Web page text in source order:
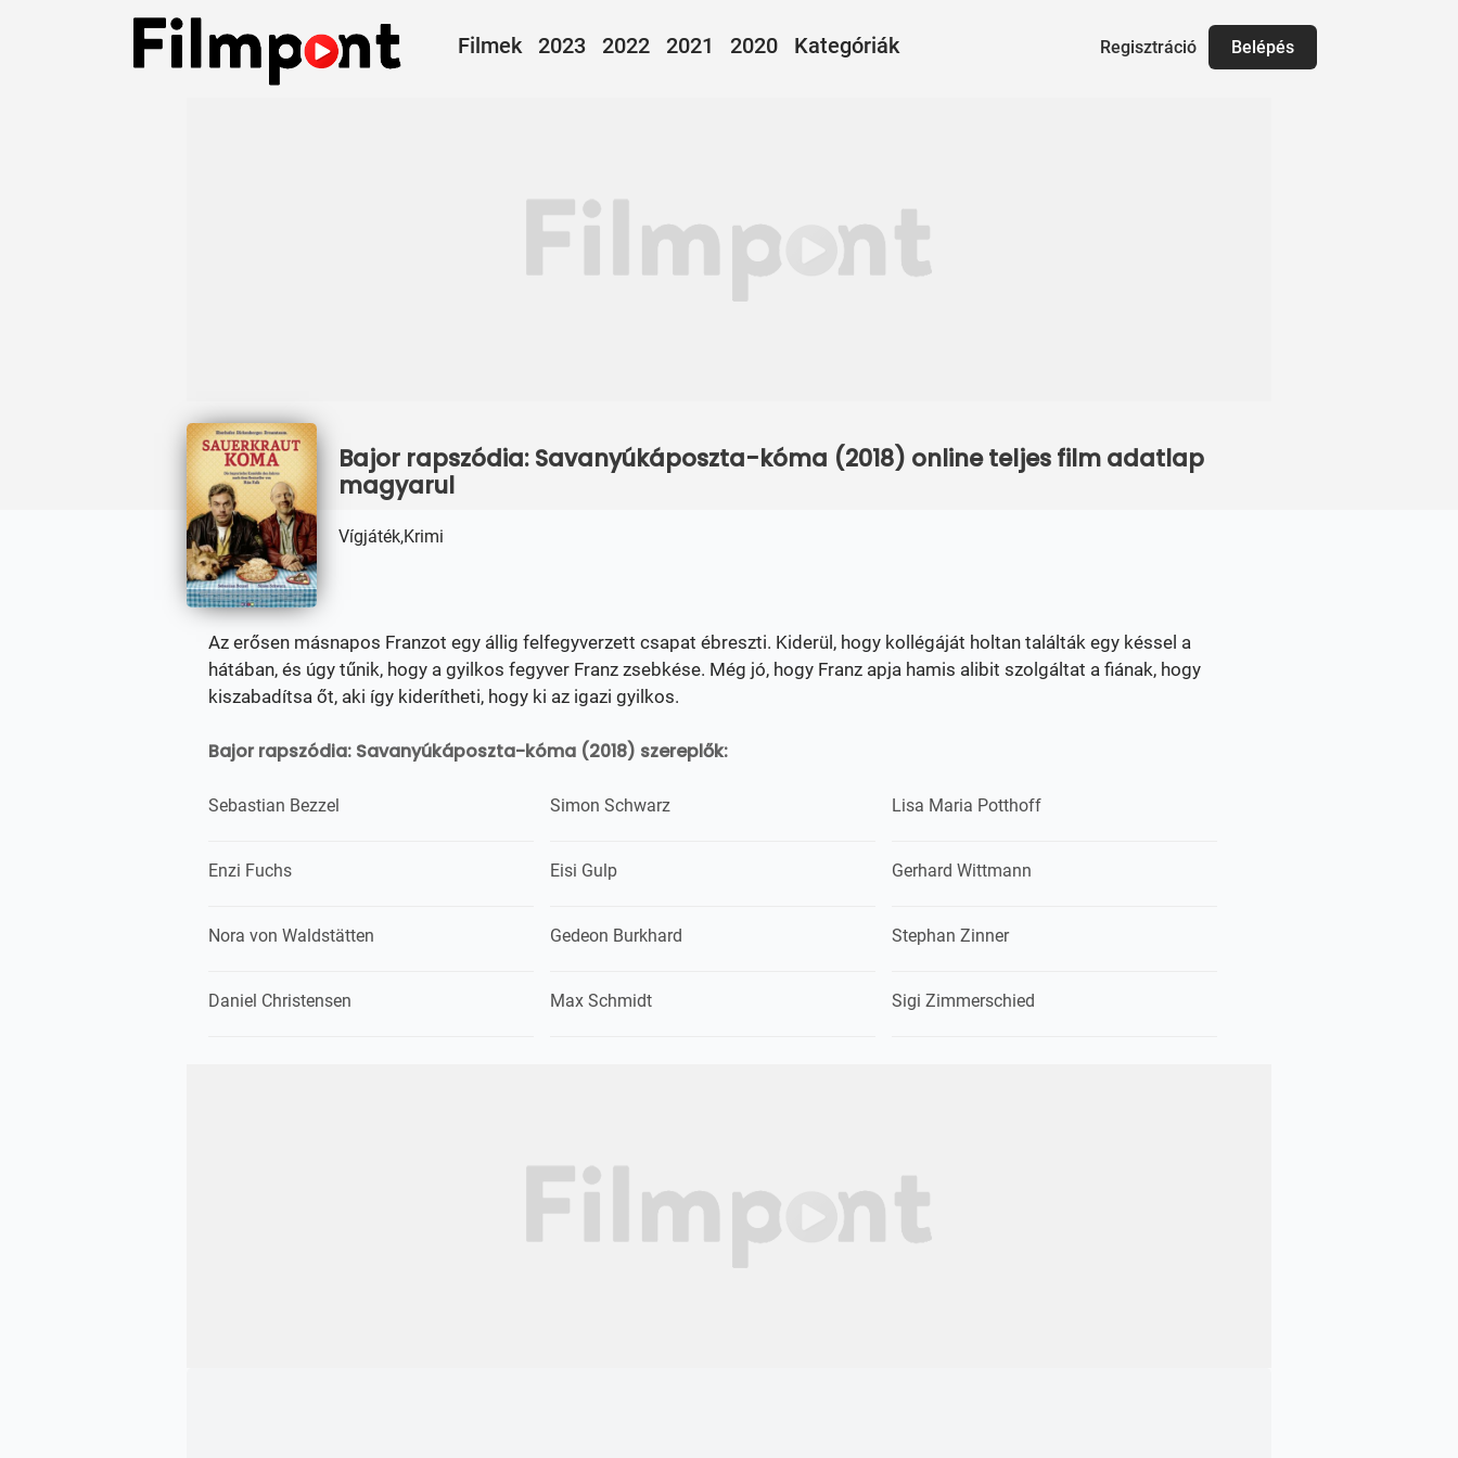
Filmek 2023 2022 2021 2020 Kategóriák Belépés
Regisztráció
Bajor rapszódia: Savanyúkáposzta-kóma (2018) online teljes film adatlap
magyarul
Vígjáték,Krimi
Az erősen másnapos Franzot egy állig felfegyverzett csapat ébreszti. Kiderül, hogy kollégáját holtan találták egy késsel a
hátában, és úgy tűnik, hogy a gyilkos fegyver Franz zsebkése. Még jó, hogy Franz apja hamis alibit szolgáltat a fiának, hogy
kiszabadítsa őt, aki így kiderítheti, hogy ki az igazi gyilkos.
Bajor rapszódia: Savanyúkáposzta-kóma (2018) szereplők:
Sebastian Bezzel Simon Schwarz Lisa Maria Potthoff
Enzi Fuchs Eisi Gulp Gerhard Wittmann
Nora von Waldstätten Gedeon Burkhard Stephan Zinner
Daniel Christensen Max Schmidt Sigi Zimmerschied